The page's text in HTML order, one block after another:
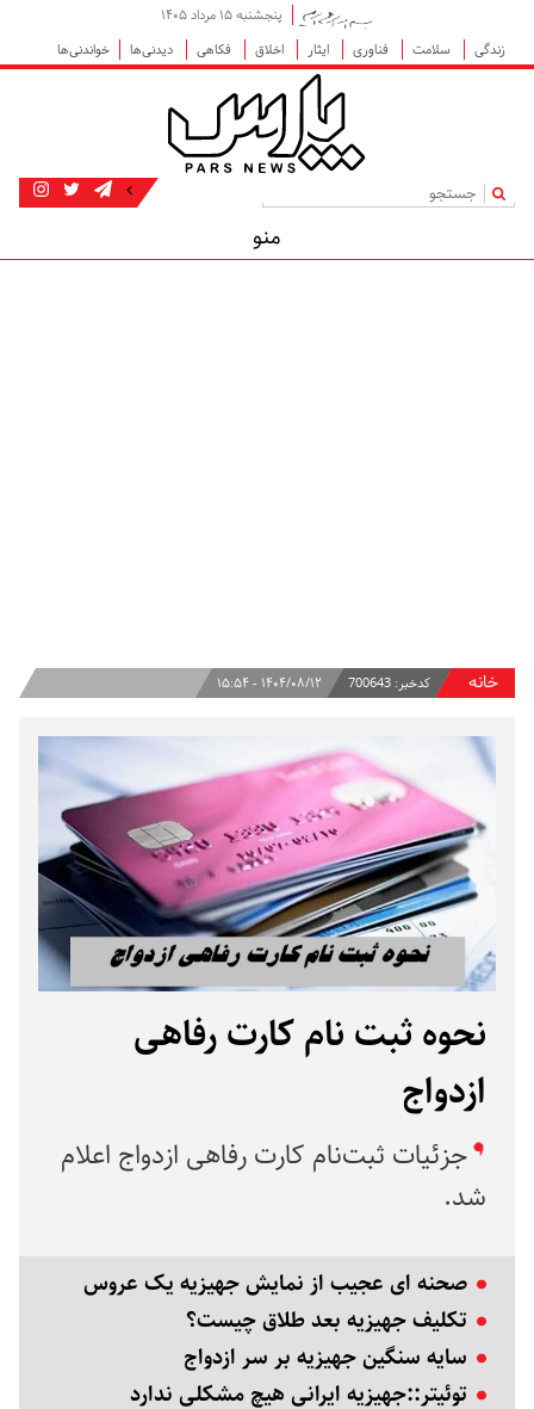
پنجشنبه ۱۵ مرداد ۱۴۰۵
زندگی
سلامت فناوری ایثار اخلاق فکاهی دیدنی‌ها خواندنی‌ها
|
منو
خانه کدخبر: 700643 ۱۴۰۴/۰۸/۱۲ - ۱۵:۵۴
نحوه ثبت‌ نام کارت رفاهی
ازدواج
جزئیات ثبت‌نام کارت رفاهی ازدواج اعلام
شد.
صحنه ای عجیب از نمایش جهیزیه یک عروس
تکلیف جهیزیه بعد طلاق چیست؟
سایه سنگین جهیزیه بر سر ازدواج
توئیتر::جهیزیه ایرانی هیچ مشکلی ندارد